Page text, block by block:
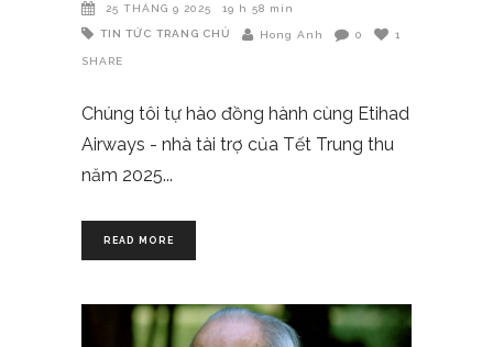
25 THÁNG 9 2025 19 h 58 min
TIN TỨC TRANG CHỦ Hong Anh 0 1
SHARE
Chúng tôi tự hào đồng hành cùng Etihad
Airways - nhà tài trợ của Tết Trung thu
năm 2025
READ MORE